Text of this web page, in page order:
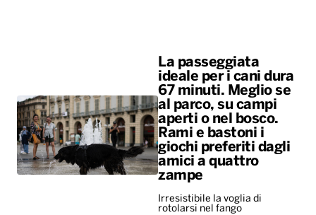
La passeggiata
ideale per i cani dura
67 minuti. Meglio se
al parco, su campi
aperti o nel bosco.
Rami e bastoni i
giochi preferiti dagli
amici a quattro
zampe
Irresistibile la voglia di
rotolarsi nel fango